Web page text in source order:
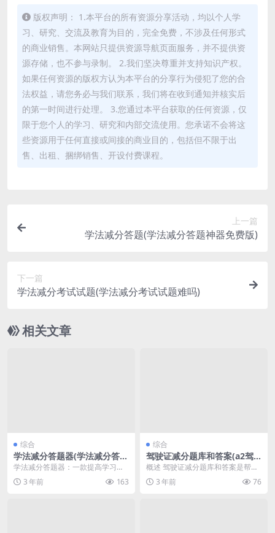
版权声明： 1.本平台的所有资源分享活动，均以个人学
习、研究、交流及教育为目的，完全免费，不涉及任何形式
的商业销售。本网站只提供资源导航页面服务，并不提供资
源存储，也不参与录制。 2.我们坚决尊重并支持知识产权。
如果任何资源的版权方认为本平台的分享行为侵犯了您的合
法权益，请您务必与我们联系，我们将在收到通知并核实后
的第一时间进行处理。 3.您通过本平台获取的任何资源，仅
限于您个人的学习、研究和内部交流使用。您承诺不会将这
些资源用于任何直接或间接的商业目的，包括但不限于出
售、出租、捆绑销售、开设付费课程。
上一篇
学法减分答题(学法减分答题神器免费版)
下一篇
学法减分考试试题(学法减分考试试题难吗)
相关文章
综合
学法减分答题器(学法减分答题
神器免费版)
学法减分答题器：一款提高学习效
率的利器 学法减分答题器是一款基
于人工智能技术的高...
3 年前 163
综合
驾驶证减分题库和答案(a2驾
驶证减分题库和答案)
概述 驾驶证减分题库和答案是帮助
驾驶人员更好地了解交通法规以及
提高驾驶技能的一种...
3 年前 76